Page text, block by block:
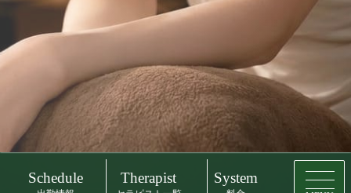
Schedule Therapist System